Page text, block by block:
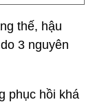
thế, hậu
3 nguyên
phục hồi khá